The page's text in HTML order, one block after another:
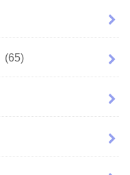
(65)